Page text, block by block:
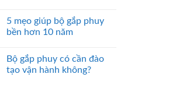
5 mẹo giúp bộ gắp phuy
bền hơn 10 năm
Bộ gắp phuy có cần đào
tạo vận hành không?